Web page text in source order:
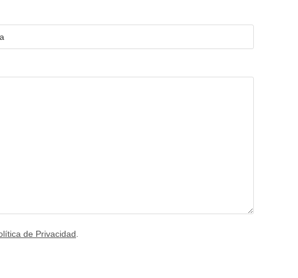
de Privacidad